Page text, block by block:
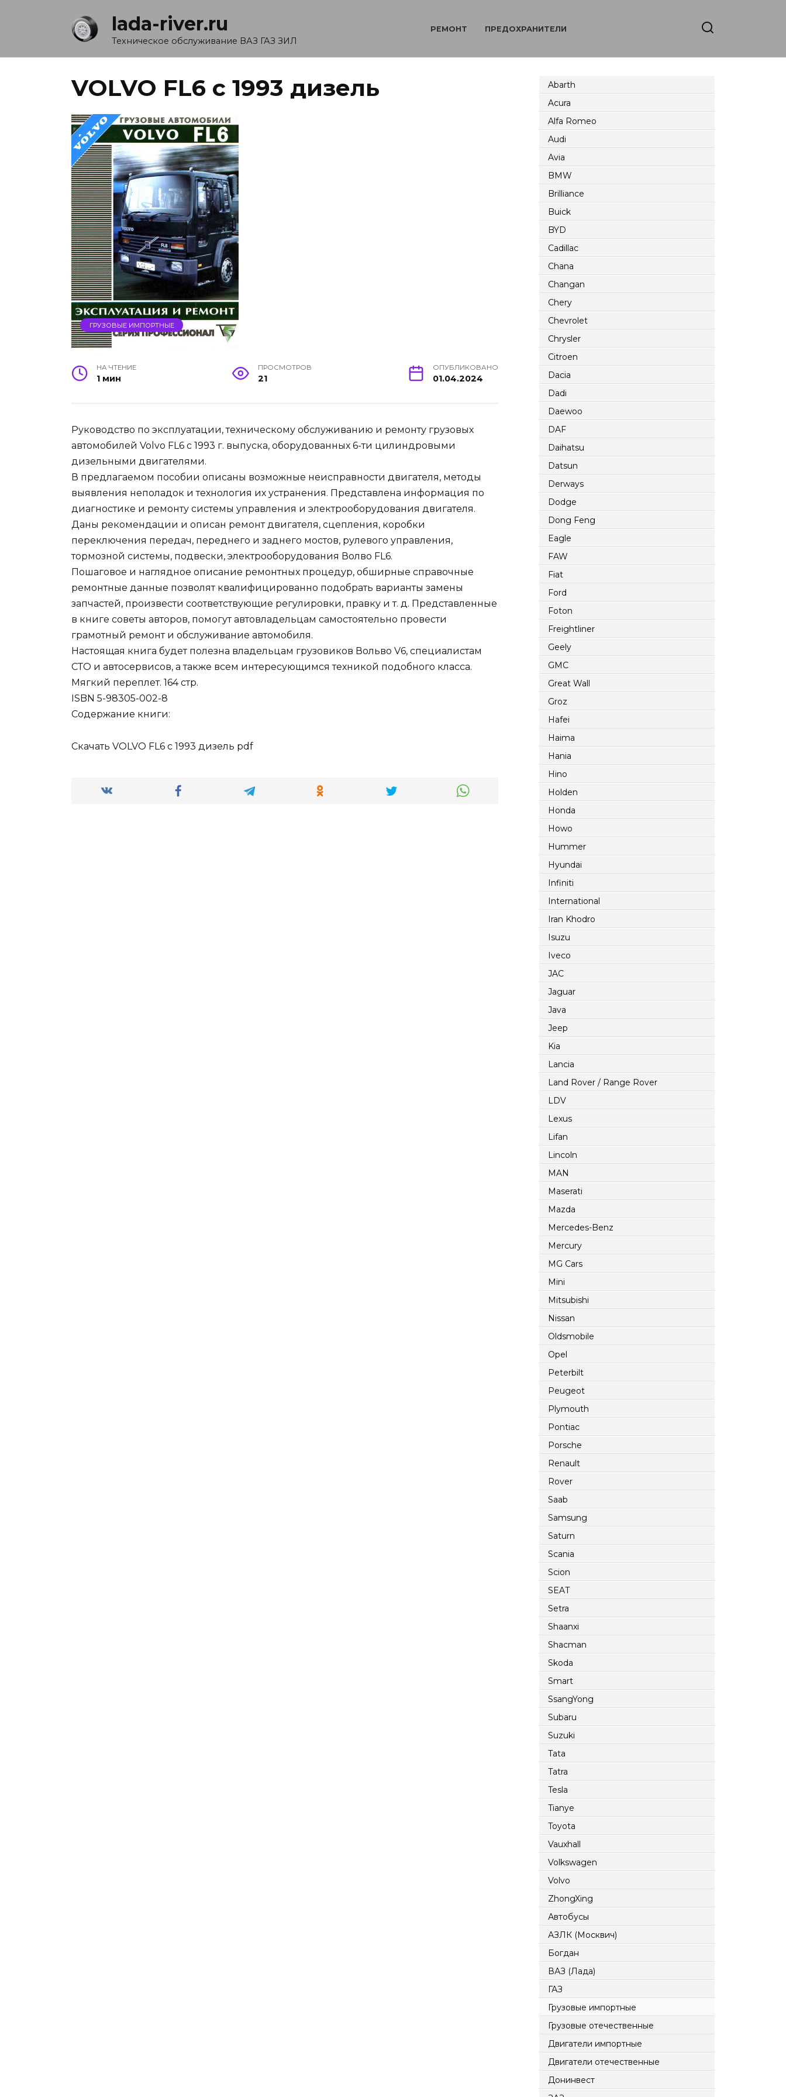
lada-river.ru
Техническое обслуживание ВАЗ ГАЗ ЗИЛ
РЕМОНТ ПРЕДОХРАНИТЕЛИ
VOLVO FL6 с 1993 дизель
ГРУЗОВЫЕ ИМПОРТНЫЕ
НА ЧТЕНИЕ
1 мин
ПРОСМОТРОВ
21
ОПУБЛИКОВАНО
01.04.2024
Руководство по эксплуатации, техническому обслуживанию и ремонту грузовых
автомобилей Volvo FL6 с 1993 г. выпуска, оборудованных 6-ти цилиндровыми
дизельными двигателями.
В предлагаемом пособии описаны возможные неисправности двигателя, методы
выявления неполадок и технология их устранения. Представлена информация по
диагностике и ремонту системы управления и электрооборудования двигателя.
Даны рекомендации и описан ремонт двигателя, сцепления, коробки
переключения передач, переднего и заднего мостов, рулевого управления,
тормозной системы, подвески, электрооборудования Волво FL6.
Пошаговое и наглядное описание ремонтных процедур, обширные справочные
ремонтные данные позволят квалифицированно подобрать варианты замены
запчастей, произвести соответствующие регулировки, правку и т. д. Представленные
в книге советы авторов, помогут автовладельцам самостоятельно провести
грамотный ремонт и обслуживание автомобиля.
Настоящая книга будет полезна владельцам грузовиков Вольво V6, специалистам
СТО и автосервисов, а также всем интересующимся техникой подобного класса.
Мягкий переплет. 164 стр.
ISBN 5-98305-002-8
Содержание книги:
Скачать VOLVO FL6 с 1993 дизель pdf
Abarth
Acura
Alfa Romeo
Audi
Avia
BMW
Brilliance
Buick
BYD
Cadillac
Chana
Changan
Chery
Chevrolet
Chrysler
Citroen
Dacia
Dadi
Daewoo
DAF
Daihatsu
Datsun
Derways
Dodge
Dong Feng
Eagle
FAW
Fiat
Ford
Foton
Freightliner
Geely
GMC
Great Wall
Groz
Hafei
Haima
Hania
Hino
Holden
Honda
Howo
Hummer
Hyundai
Infiniti
International
Iran Khodro
Isuzu
Iveco
JAC
Jaguar
Java
Jeep
Kia
Lancia
Land Rover / Range Rover
LDV
Lexus
Lifan
Lincoln
MAN
Maserati
Mazda
Mercedes-Benz
Mercury
MG Cars
Mini
Mitsubishi
Nissan
Oldsmobile
Opel
Peterbilt
Peugeot
Plymouth
Pontiac
Porsche
Renault
Rover
Saab
Samsung
Saturn
Scania
Scion
SEAT
Setra
Shaanxi
Shacman
Skoda
Smart
SsangYong
Subaru
Suzuki
Tata
Tatra
Tesla
Tianye
Toyota
Vauxhall
Volkswagen
Volvo
ZhongXing
Автобусы
АЗЛК (Москвич)
Богдан
ВАЗ (Лада)
ГАЗ
Грузовые импортные
Грузовые отечественные
Двигатели импортные
Двигатели отечественные
Донинвест